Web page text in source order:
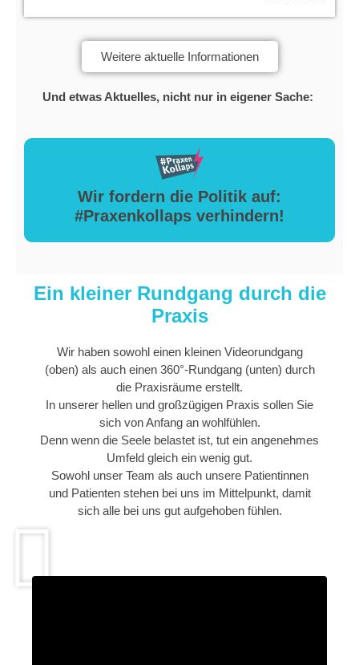
Weitere aktuelle Informationen
Und etwas Aktuelles, nicht nur in eigener Sache:
Wir fordern die Politik auf:
#Praxenkollaps verhindern!
Ein kleiner Rundgang durch die
Praxis
Wir haben sowohl einen kleinen Videorundgang
(oben) als auch einen 360°-Rundgang (unten) durch
die Praxisräume erstellt.
In unserer hellen und großzügigen Praxis sollen Sie
sich von Anfang an wohlfühlen.
Denn wenn die Seele belastet ist, tut ein angenehmes
Umfeld gleich ein wenig gut.
Sowohl unser Team als auch unsere Patientinnen
und Patienten stehen bei uns im Mittelpunkt, damit
sich alle bei uns gut aufgehoben fühlen.
dass dabei Daten an Drittanbieter